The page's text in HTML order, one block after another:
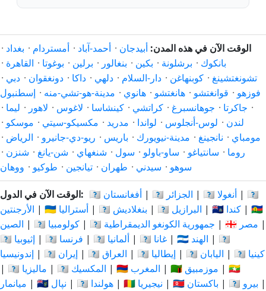
الوقت الآن في هذه المدن: أبيدجان · أحمد-آباد · أمستردام · بغداد ·
بانكوك · برشلونة · بكين · بنغالور · برلين · بوغوتا · القاهرة ·
تشونغتشينغ · كوبنهاغن · دار-السلام · دلهي · داكا · دونغقوان · دبي ·
فوزهو · قوانغتشو · هانغتشو · هانوي · مدينة-هو-تشي-منه · إسطنبول
· جاكرتا · جوهانسبرغ · كراتشي · كينشاسا · لاغوس · لاهور · ليما ·
لندن · لوس-أنجلوس · لواندا · مدريد · مكسيكو-سيتي · موسكو ·
مومباي · نانجينغ · مدينة-نيويورك · باريس · ريو-دي-جانيرو · الرياض ·
روما · سانتياغو · ساو-باولو · سول · شنغهاي · شن-يانغ · شنزن ·
سوهو · سيدني · طهران · تيانجين · طوكيو · ووهان
الوقت الآن في الدول: 🇦🇫 أفغانستان | 🇩🇿 الجزائر | 🇦🇴 أنغولا | 🇦🇷
الأرجنتين | 🇦🇺 أستراليا | 🇧🇩 بنغلاديش | 🇧🇷 البرازيل | 🇨🇦 كندا | 🇨🇳
الصين | 🇨🇴 كولومبيا | 🇨🇩 جمهورية الكونغو الديمقراطية | 🇪🇬 مصر |
🇪🇹 إثيوبيا | 🇫🇷 فرنسا | 🇩🇪 ألمانيا | 🇬🇭 غانا | 🇮🇳 الهند | 🇮🇩
إندونيسيا | 🇮🇷 إيران | 🇮🇶 العراق | 🇮🇹 إيطاليا | 🇯🇵 اليابان |
🇰🇪 كينيا
|
🇲🇾 ماليزيا | 🇲🇽 المكسيك | 🇲🇦 المغرب | 🇲🇿 موزمبيق | 🇲🇲
ميانمار | 🇳🇵 نپال | 🇳🇱 هولندا | 🇳🇬 نيجيريا | 🇵🇰 باكستان | 🇵🇪 بيرو |